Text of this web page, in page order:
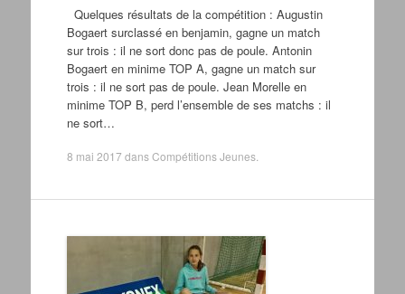
Quelques résultats de la compétition : Augustin
Bogaert surclassé en benjamin, gagne un match
sur trois : il ne sort donc pas de poule. Antonin
Bogaert en minime TOP A, gagne un match sur
trois : il ne sort pas de poule. Jean Morelle en
minime TOP B, perd l’ensemble de ses matchs : il
ne sort…
8 mai 2017 dansCompétitions Jeunes.